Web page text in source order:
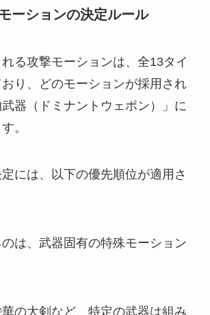
ーションの決定ルール
る攻撃モーションは、全13タイ
り、どのモーションが採用され
器（ドミナントウェポン）」に
。
には、以下の優先順位が適用さ
は、武器固有の特殊モーション
の大剣など、特定の武器は組み